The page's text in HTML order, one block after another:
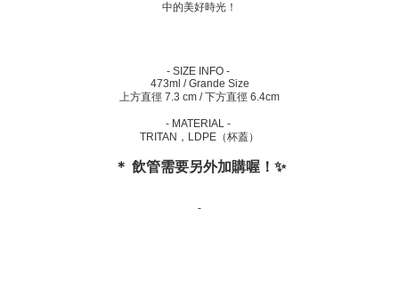
中的美好時光！
- SIZE INFO -
473ml / Grande Size
上方直徑 7.3 cm / 下方直徑 6.4cm
- MATERIAL -
TRITAN，LDPE（杯蓋）
＊ 飲管需要另外加購喔！✨
-